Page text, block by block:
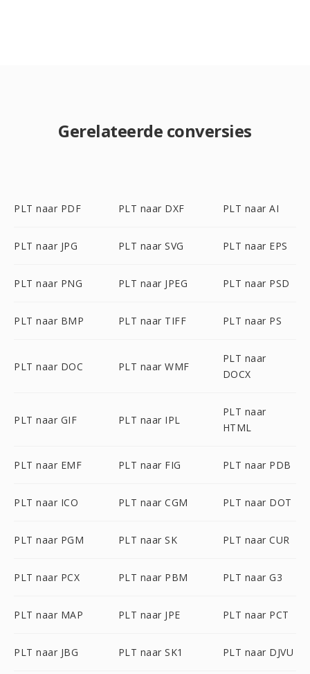
Gerelateerde conversies
PLT naar PDF PLT naar DXF PLT naar AI
PLT naar JPG PLT naar SVG PLT naar EPS
PLT naar PNG PLT naar JPEG PLT naar PSD
PLT naar BMP PLT naar TIFF PLT naar PS
PLT naar DOC PLT naar WMF
PLT naar
DOCX
PLT naar GIF PLT naar IPL
PLT naar
HTML
PLT naar EMF PLT naar FIG PLT naar PDB
PLT naar ICO PLT naar CGM PLT naar DOT
PLT naar PGM PLT naar SK PLT naar CUR
PLT naar PCX PLT naar PBM PLT naar G3
PLT naar MAP PLT naar JPE PLT naar PCT
PLT naar JBG PLT naar SK1 PLT naar DJVU